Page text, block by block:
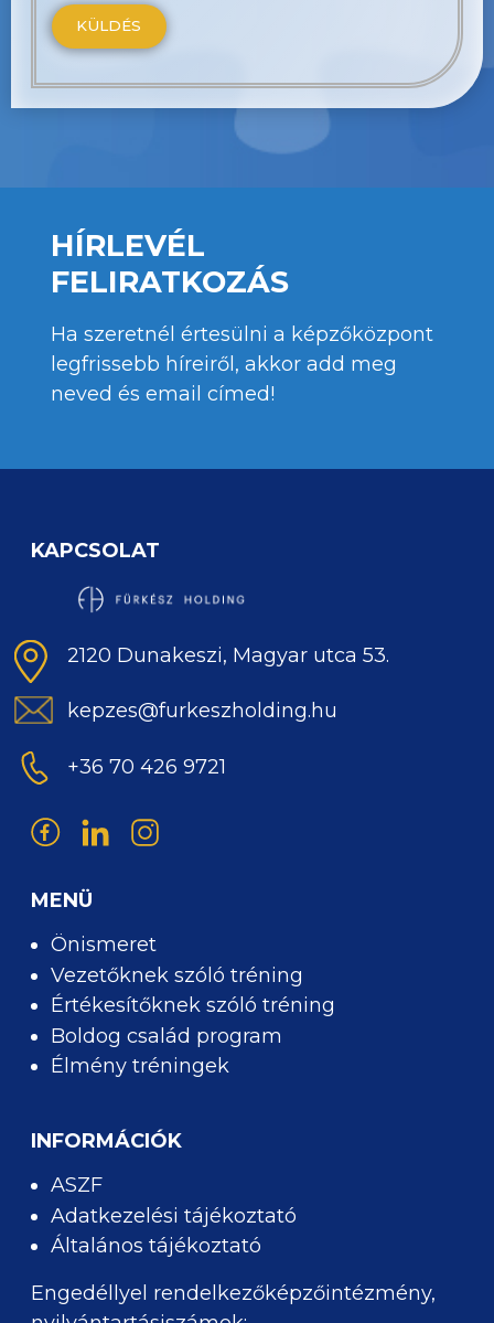
HÍRLEVÉL
FELIRATKOZÁS
Ha szeretnél értesülni a képzőközpont
legfrissebb híreiről, akkor add meg
neved és email címed!
KAPCSOLAT
2120 Dunakeszi, Magyar utca 53.
kepzes@furkeszholding.hu
+36 70 426 9721
MENÜ
Önismeret
Vezetőknek szóló tréning
Értékesítőknek szóló tréning
Boldog család program
Élmény tréningek
INFORMÁCIÓK
ASZF
Adatkezelési tájékoztató
Általános tájékoztató
Engedéllyel rendelkezőképzőintézmény,